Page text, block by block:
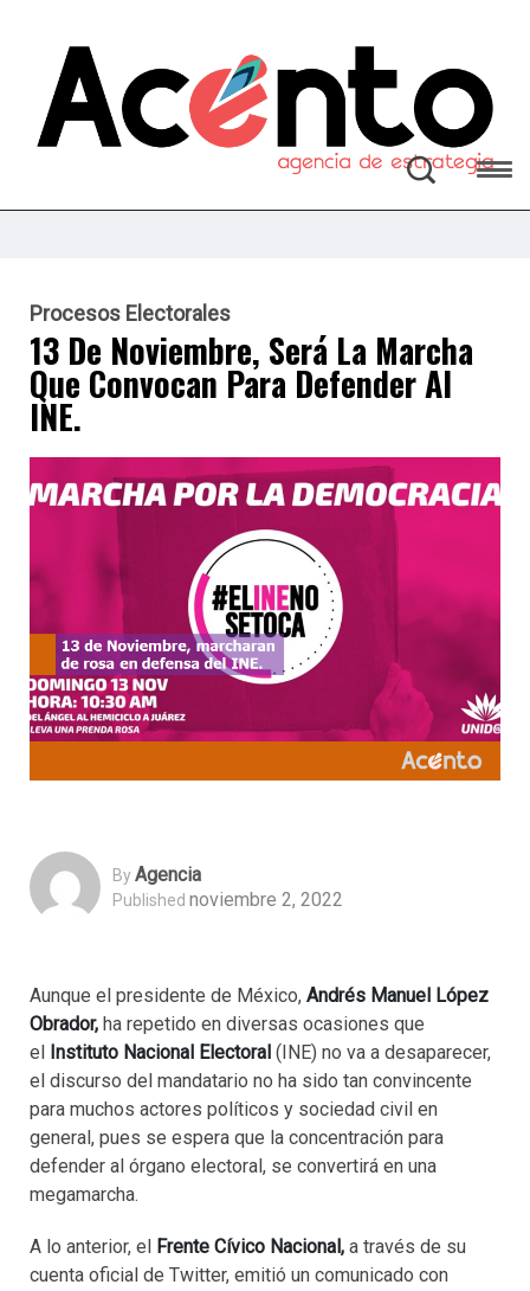
Procesos Electorales
13 De Noviembre, Será La Marcha
Que Convocan Para Defender Al
INE.
ByAgencia
Published noviembre 2, 2022
Aunque el presidente de México, Andrés Manuel López
Obrador, ha repetido en diversas ocasiones que
el Instituto Nacional Electoral (INE) no va a desaparecer,
el discurso del mandatario no ha sido tan convincente
para muchos actores políticos y sociedad civil en
general, pues se espera que la concentración para
defender al órgano electoral, se convertirá en una
megamarcha.
A lo anterior, el Frente Cívico Nacional, a través de su
cuenta oficial de Twitter, emitió un comunicado con